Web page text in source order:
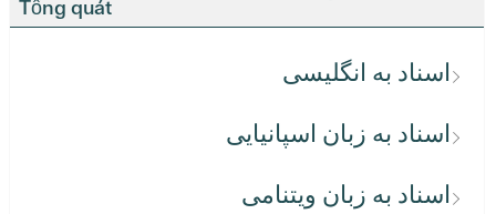
Tổng quát
اسناد به انگلیسی
اسناد به زبان اسپانیایی
اسناد به زبان ویتنامی